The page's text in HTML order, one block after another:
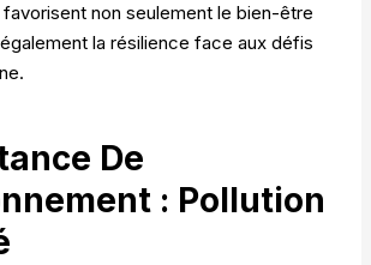
non seulement le bien-être
la résilience face aux défis
De
: Pollution